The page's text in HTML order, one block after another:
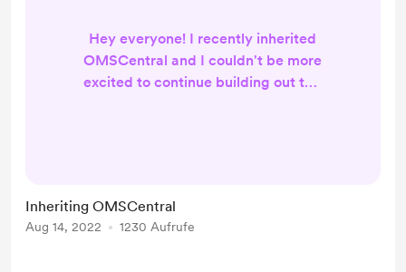
Hey everyone! I recently inherited
OMSCentral and I couldn't be more
excited to continue building out this
Inheriting OMSCentral
Aug 14, 2022 1230 Aufrufe